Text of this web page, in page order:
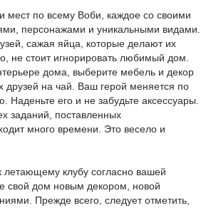
мест по всему Воби, каждое со своими
персонажами и уникальными видами.
сажая яйца, которые делают их
не стоит игнорировать любимый дом.
дома, выберите мебель и декор
друзей на чай. Ваш герой меняется по
Наденьте его и не забудьте аксессуары.
заданий, поставленных
много времени. Это весело и
летающему клубу согласно вашей
свой дом новым декором, новой
Прежде всего, следует отметить,